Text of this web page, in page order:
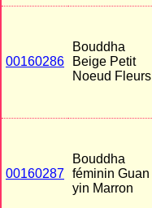
00160286
Bouddha
Beige Petit
Noeud Fleurs
00160287
Bouddha
féminin Guan
yin Marron